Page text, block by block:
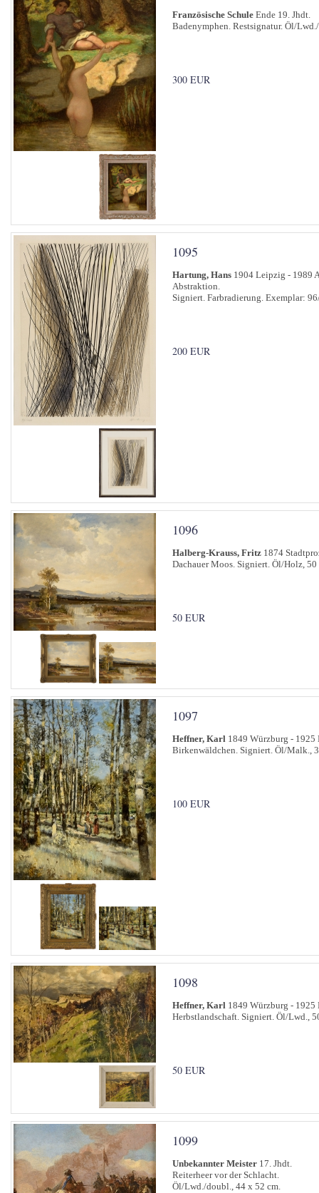
Französische Schule Ende 19. Jhdt.
Badenymphen. Restsignatur. Öl/
300 EUR
1095
Hartung, Hans 1904 Leipzig - 1989
Abstraktion.
Signiert. Farbradierung. Exemplar:
200 EUR
1096
Halberg-Krauss, Fritz 1874
Dachauer Moos. Signiert. Öl/Holz, 50
50 EUR
1097
Heffner, Karl 1849 Würzburg - 1925
Birkenwäldchen. Signiert. Öl/Malk.,
100 EUR
1098
Heffner, Karl 1849 Würzburg - 1925
Herbstlandschaft. Signiert. Öl/Lwd.,
50 EUR
1099
Unbekannter Meister 17. Jhdt.
Reiterheer vor der Schlacht.
Öl/Lwd./doubl., 44 x 52 cm.